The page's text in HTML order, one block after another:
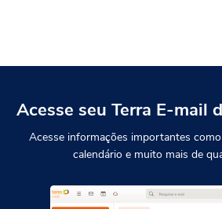
Acesse seu Terra E-mail
Acesse informações importantes
calendário e muito mais de